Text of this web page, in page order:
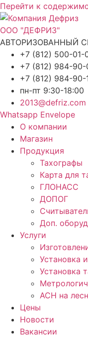
Перейти к
ООО "ДЕФРИЗ"
АВТОРИЗОВАННЫЙ
+7 (812) 500-01-
+7 (812) 984-90-
+7 (812) 984-90-
пн-пт 9:30-18:00
2013@defriz.com
Whatsapp Envelope
О компании
Магазин
Продукция
Тахографы
Карта для
ГЛОНАСС
ДОПОГ
Доп.
Услуги
Установка
Установка
АСН на
Цены
Новости
Вакансии